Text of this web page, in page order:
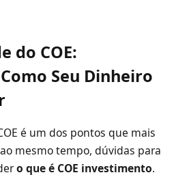
do COE:
Seu Dinheiro
é um dos pontos que mais
mesmo tempo, dúvidas para
o que é COE investimento.